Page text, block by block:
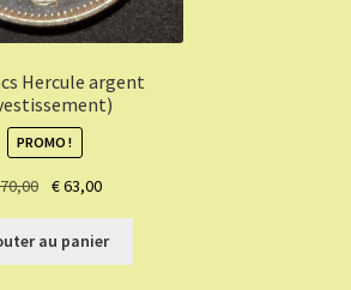
Hercule argent
PROMO !
Le
initial
était :
€63,00Le
actuel
est :
au panier